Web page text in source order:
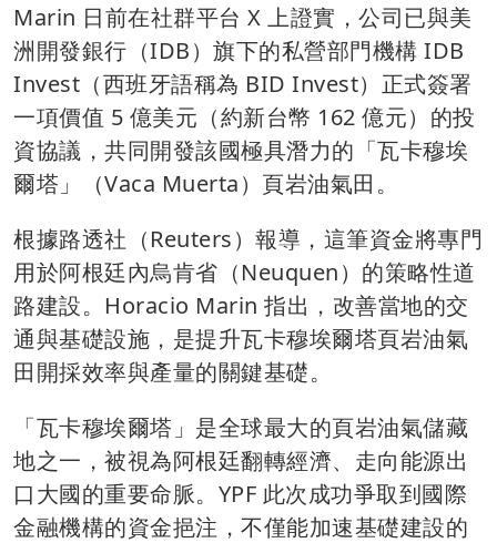
Marin 日前在社群平台 X 上證實，公司已與美
洲開發銀行（IDB）旗下的私營部門機構 IDB
Invest（西班牙語稱為 BID Invest）正式簽署
一項價值 5 億美元（約新台幣 162 億元）的投
資協議，共同開發該國極具潛力的「瓦卡穆埃
爾塔」（Vaca Muerta）頁岩油氣田。
根據路透社（Reuters）報導，這筆資金將專門
用於阿根廷內烏肯省（Neuquen）的策略性道
路建設。Horacio Marin 指出，改善當地的交
通與基礎設施，是提升瓦卡穆埃爾塔頁岩油氣
田開採效率與產量的關鍵基礎。
「瓦卡穆埃爾塔」是全球最大的頁岩油氣儲藏
地之一，被視為阿根廷翻轉經濟、走向能源出
口大國的重要命脈。YPF 此次成功爭取到國際
金融機構的資金挹注，不僅能加速基礎建設的